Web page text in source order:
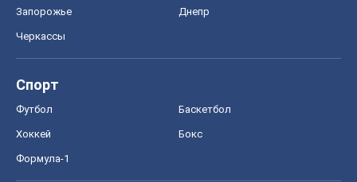
Запорожье Днепр
Черкассы
Спорт
Футбол Баскетбол
Хоккей Бокс
Формула-1